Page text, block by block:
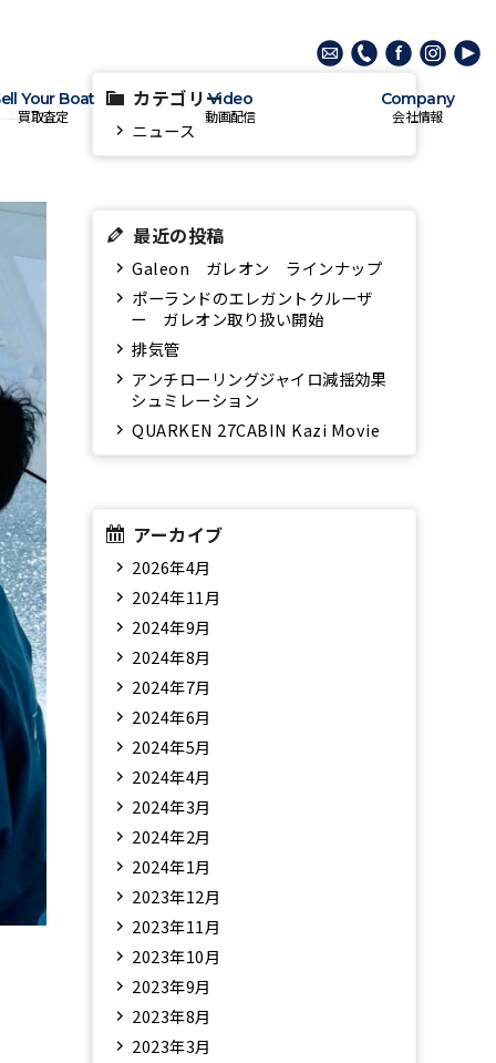
Your Boat
買取査定
Video
動画配信
Company
会社情報
カテゴリー
ニュース
最近の投稿
Galeon ガレオン ラインナップ
ポーランドのエレガントクルーザ
ー ガレオン取り扱い開始
排気管
アンチローリングジャイロ減揺効果
シュミレーション
QUARKEN 27CABIN Kazi Movie
アーカイブ
2026年4月
2024年11月
2024年9月
2024年8月
2024年7月
2024年6月
2024年5月
2024年4月
2024年3月
2024年2月
2024年1月
2023年12月
2023年11月
2023年10月
2023年9月
2023年8月
2023年3月